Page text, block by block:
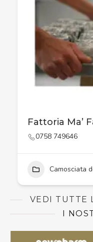
Fattoria Ma’
0758 749646
Camosciata
VEDI TUTTE
I